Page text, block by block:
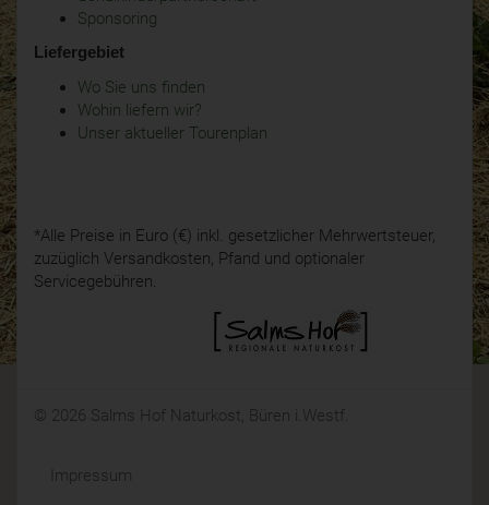
Sponsoring
Liefergebiet
Wo Sie uns finden
Wohin liefern wir?
Unser aktueller Tourenplan
*Alle Preise in Euro (€) inkl. gesetzlicher Mehrwertsteuer,
zuzüglich Versandkosten, Pfand und optionaler
Servicegebühren.
© 2026 Salms Hof Naturkost, Büren i.Westf.
Impressum